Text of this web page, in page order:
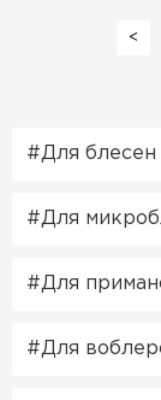
<
Для блесен
Для
Для
Для